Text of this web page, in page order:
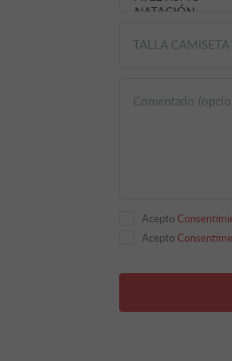
TALLA CAMISETA
Comentario
Acepto
Acepto